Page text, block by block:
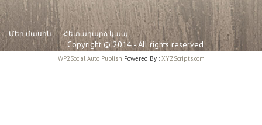
Մեր մասին Հետադարձ կապ
Copyright © 2014 - All rights reserved
WP2Social Auto Publish Powered By :XYZScripts.com